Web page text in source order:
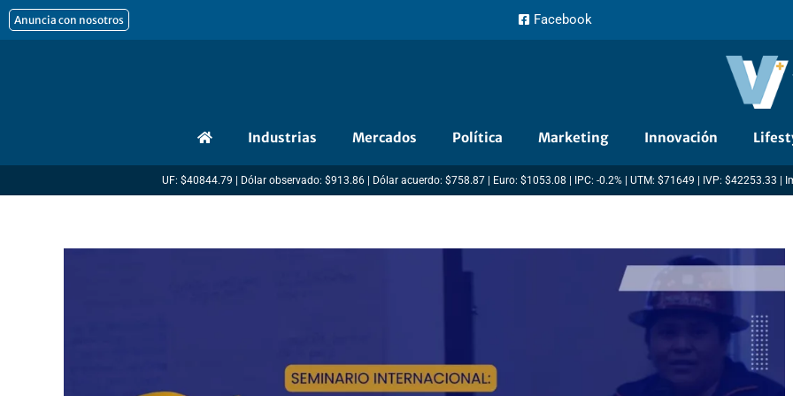
al
Anuncia con nosotros Facebook
Industrias Mercados Política Marketing Innovación
UF: $40844.79 | Dólar observado: $913.86 | Dólar acuerdo: $758.87 | Euro: $1053.08 | IPC: -0.2% | UTM: $71649 | IVP: $42253.33 |